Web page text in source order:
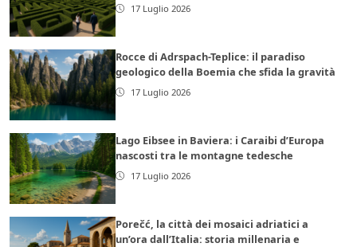
17 Luglio 2026
Rocce di Adrspach-Teplice: il paradiso
geologico della Boemia che sfida la gravità
17 Luglio 2026
Lago Eibsee in Baviera: i Caraibi d’Europa
nascosti tra le montagne tedesche
17 Luglio 2026
Porečć, la città dei mosaici adriatici a
un’ora dall’Italia: storia millenaria e